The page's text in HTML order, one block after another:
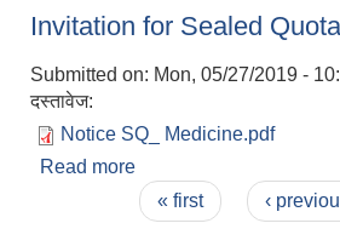
Invitation for Sealed
Submitted on: Mon, 05/27/2019 -
दस्तावेज:
Notice SQ_ Medicine.pdf
Read more
« first ‹